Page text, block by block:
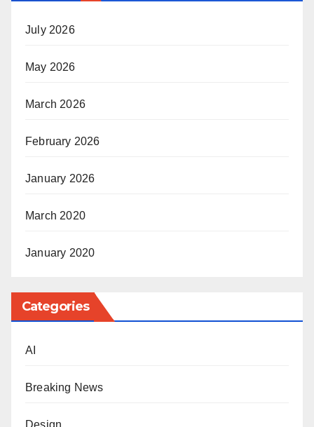
July 2026
May 2026
March 2026
February 2026
January 2026
March 2020
January 2020
Categories
AI
Breaking News
Design